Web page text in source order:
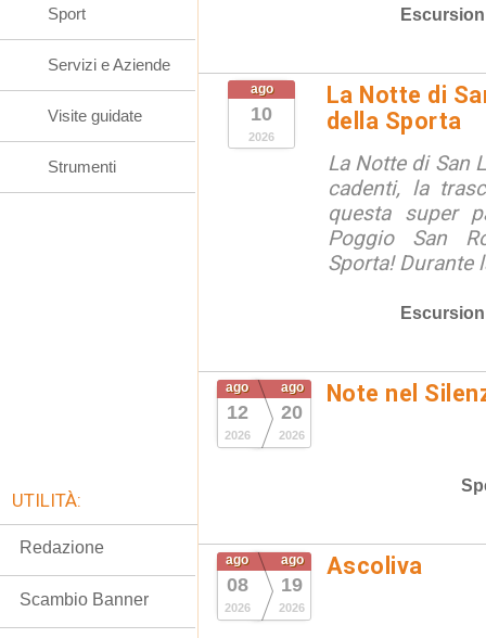
ago
10
2026
La Notte di
della Sporta
La Notte di San
cadenti, la
questa super
Poggio San
Sporta! Durante
ago
12
2026
ago
20
2026
Note nel
ago
08
2026
ago
19
2026
Ascoliva
Sport
Servizi e Aziende
Visite guidate
Strumenti
UTILITÀ:
Redazione
Scambio Banner